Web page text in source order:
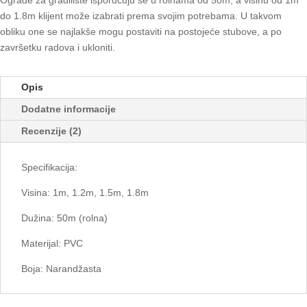
do 1.8m klijent može izabrati prema svojim potrebama. U takvom
obliku one se najlakše mogu postaviti na postojeće stubove, a po
završetku radova i ukloniti.
Opis
Dodatne informacije
Recenzije (2)
Specifikacija:
Visina: 1m, 1.2m, 1.5m, 1.8m
Dužina: 50m (rolna)
Materijal: PVC
Boja: Narandžasta